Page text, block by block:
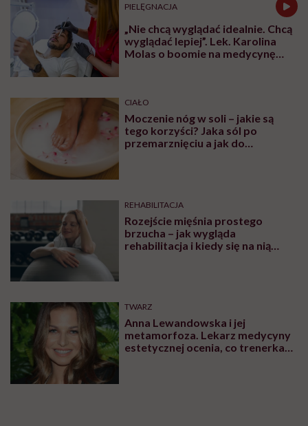
PIELĘGNACJA
„Nie chcą wyglądać idealnie. Chcą
wyglądać lepiej”. Lek. Karolina
Molas o boomie na medycynę
CIAŁO
Moczenie nóg w soli – jakie są
tego korzyści? Jaka sól po
przemarznięciu a jak do
REHABILITACJA
Rozejście mięśnia prostego
brzucha – jak wygląda
rehabilitacja i kiedy się na nią
TWARZ
Anna Lewandowska i jej
metamorfoza. Lekarz medycyny
estetycznej ocenia, co trenerka